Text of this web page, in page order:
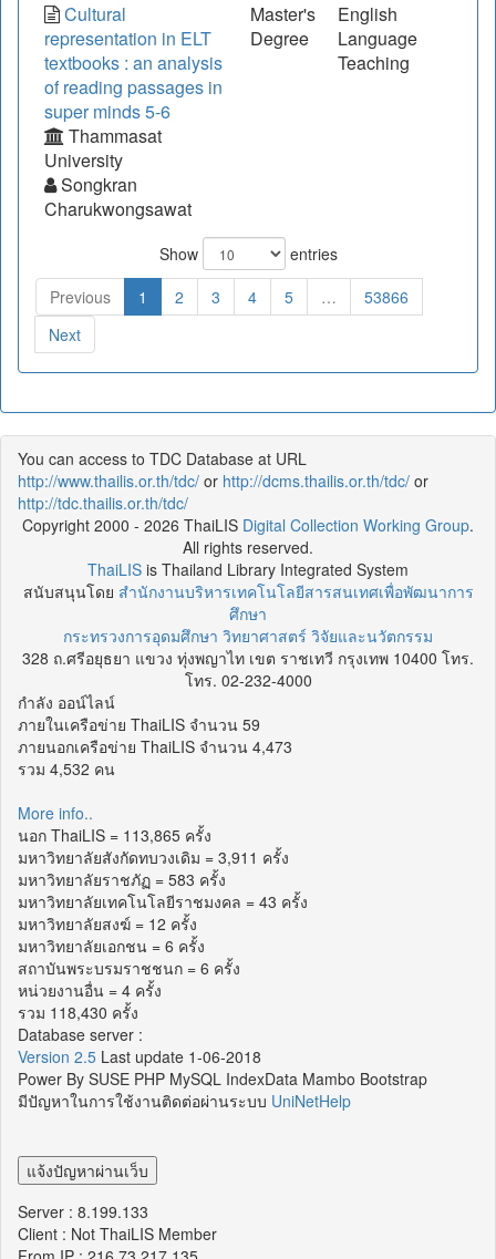
Cultural
representation in ELT
textbooks : an analysis
of reading passages in
super minds 5-6
Thammasat
University
Songkran
Charukwongsawat
Master's
Degree
English
Language
Teaching
Show
entries
Previous
1 2 3 4 5 …
53866
Next
You can access to TDC Database at URL
http://www.thailis.or.th/tdc/ or http://dcms.thailis.or.th/tdc/ or
http://tdc.thailis.or.th/tdc/
Copyright 2000 - 2026 ThaiLIS Digital Collection Working Group.
All rights reserved.
ThaiLIS is Thailand Library Integrated System
สนับสนุนโดย สำนักงานบริหารเทคโนโลยีสารสนเทศเพื่อพัฒนาการ
ศึกษา
กระทรวงการอุดมศึกษา วิทยาศาสตร์ วิจัยและนวัตกรรม
328 ถ.ศรีอยุธยา แขวง ทุ่งพญาไท เขต ราชเทวี กรุงเทพ 10400 โทร.
โทร. 02-232-4000
กำลัง ออน์ไลน์
ภายในเครือข่าย ThaiLIS จำนวน 59
ภายนอกเครือข่าย ThaiLIS จำนวน 4,473
รวม 4,532 คน
More info..
นอก ThaiLIS = 113,865 ครั้ง
มหาวิทยาลัยสังกัดทบวงเดิม = 3,911 ครั้ง
มหาวิทยาลัยราชภัฏ = 583 ครั้ง
มหาวิทยาลัยเทคโนโลยีราชมงคล = 43 ครั้ง
มหาวิทยาลัยสงฆ์ = 12 ครั้ง
มหาวิทยาลัยเอกชน = 6 ครั้ง
สถาบันพระบรมราชชนก = 6 ครั้ง
หน่วยงานอื่น = 4 ครั้ง
รวม 118,430 ครั้ง
Database server :
Version 2.5 Last update 1-06-2018
Power By SUSE PHP MySQL IndexData Mambo Bootstrap
มีปัญหาในการใช้งานติดต่อผ่านระบบ UniNetHelp
Server : 8.199.133
Client : Not ThaiLIS Member